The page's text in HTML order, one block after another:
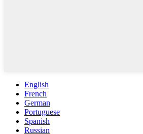
English
French
German
Portuguese
Spanish
Russian